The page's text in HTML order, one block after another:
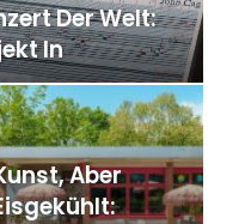
Der Welt:
In
Aber